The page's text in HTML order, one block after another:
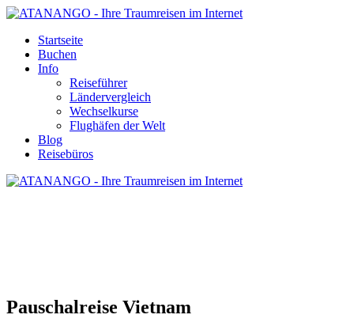
Startseite
Buchen
Info
Reiseführer
Ländervergleich
Wechselkurse
Flughäfen der Welt
Blog
Reisebüros
Pauschalreise Vietnam